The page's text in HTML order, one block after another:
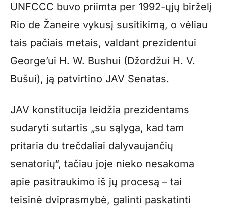
UNFCCC buvo priimta per 1992-ųjų birželį
Rio de Žaneire vykusį susitikimą, o vėliau
tais pačiais metais, valdant prezidentui
George’ui H. W. Bushui (Džordžui H. V.
Bušui), ją patvirtino JAV Senatas.
JAV konstitucija leidžia prezidentams
sudaryti sutartis „su sąlyga, kad tam
pritaria du trečdaliai dalyvaujančių
senatorių“, tačiau joje nieko nesakoma
apie pasitraukimo iš jų procesą – tai
teisinė dviprasmybė, galinti paskatinti